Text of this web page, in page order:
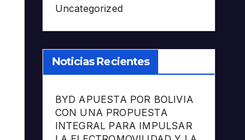
Uncategorized
Noticias Recientes
BYD APUESTA POR BOLIVIA
CON UNA PROPUESTA
INTEGRAL PARA IMPULSAR